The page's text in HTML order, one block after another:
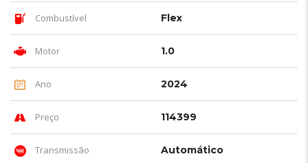
Combustível Flex
Motor 1.0
Ano 2024
Preço 114399
Transmissão Automático